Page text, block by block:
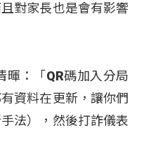
對家長也是會有影響
暉：「QR碼加入分局
資料在更新，讓你們
法），然後打詐儀表